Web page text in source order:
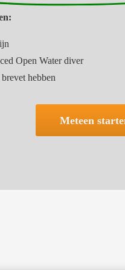
Open Water diver
hebben
Meteen